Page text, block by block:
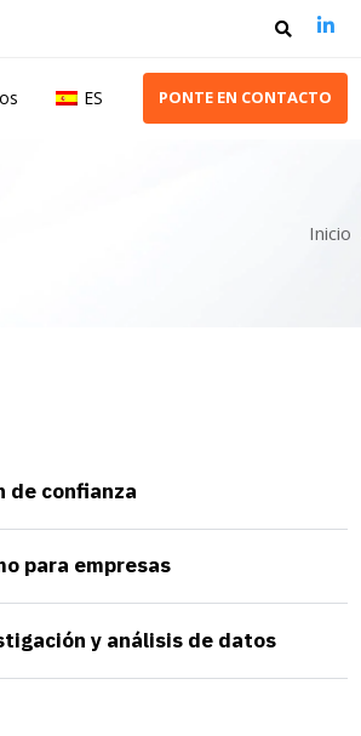
ES PONTE EN CONTACTO
Inicio
de confianza
para empresas
y análisis de datos